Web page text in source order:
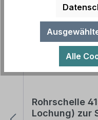
Rohrschelle
Lochung) zur
Alle